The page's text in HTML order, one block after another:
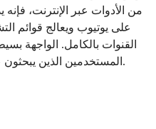
من الأدوات عبر الإنترنت،
القنوات بالكامل. الواجهة
المستخدمين الذين يبحثون عن الاعتمادية والجودة دون تشتيت.